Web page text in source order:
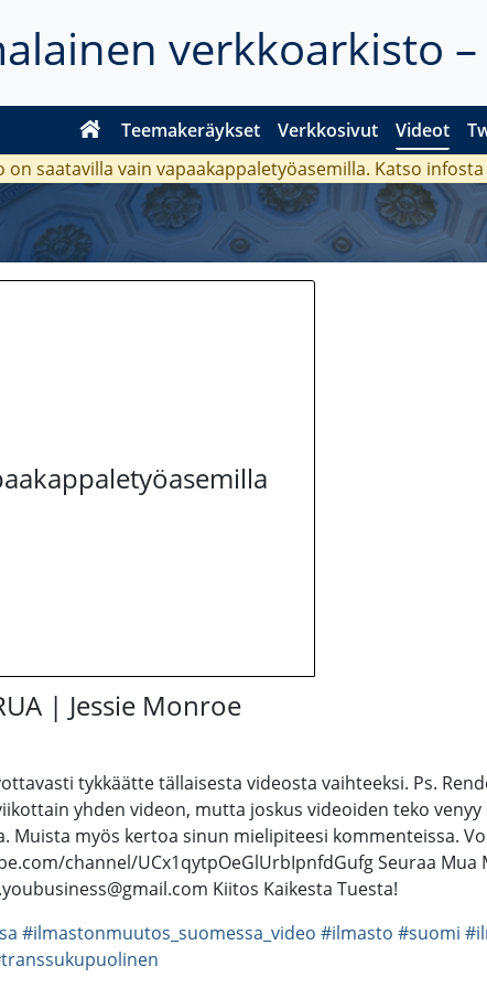
verkkoarkisto
Teemakeräykset Verkkosivut Videot
saatavilla vain vapaakappaletyöasemilla. Katso infosta
| Jessie Monroe
tykkäätte tällaisesta videosta vaihteeksi. Ps.
yhden videon, mutta joskus videoiden teko
Muista myös kertoa sinun mielipiteesi kommenteissa.
channel/UCx1qytpOeGlUrbIpnfdGufg Seuraa
Kiitos Kaikesta Tuesta!
#ilmastonmuutos_suomessa_video #ilmasto #suomi